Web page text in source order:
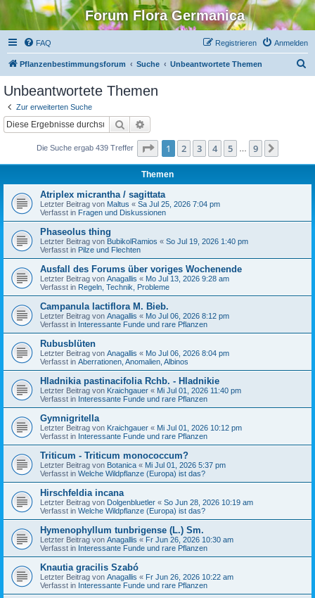
Forum Flora Germanica
FAQ Anmelden
Registrieren
Pflanzenbestimmungsforum Suche Unbeantwortete Themen
Unbeantwortete Themen
Zur erweiterten Suche
Suche
Die Suche ergab 439 Treffer Seite 1von
1 2 3 4 5 9
Themen
Atriplex micrantha / sagittata
Letzter Beitrag von Maltus « Sa Jul 25, 2026 7:04 pm
Verfasst in Fragen und Diskussionen
Phaseolus thing
Letzter Beitrag von BubikolRamios « So Jul 19, 2026 1:40 pm
Verfasst in Pilze und Flechten
Ausfall des Forums über voriges Wochenende
Letzter Beitrag von Anagallis « Mo Jul 13, 2026 9:28 am
Verfasst in Regeln, Technik, Probleme
Campanula lactiflora M. Bieb.
Letzter Beitrag von Anagallis « Mo Jul 06, 2026 8:12 pm
Verfasst in Interessante Funde und rare Pflanzen
Rubusblüten
Letzter Beitrag von Anagallis « Mo Jul 06, 2026 8:04 pm
Verfasst in Aberrationen, Anomalien, Albinos
Hladnikia pastinacifolia Rchb. - Hladnikie
Letzter Beitrag von Kraichgauer « Mi Jul 01, 2026 11:40 pm
Verfasst in Interessante Funde und rare Pflanzen
Gymnigritella
Letzter Beitrag von Kraichgauer « Mi Jul 01, 2026 10:12 pm
Verfasst in Interessante Funde und rare Pflanzen
Triticum - Triticum monococcum?
Letzter Beitrag von Botanica « Mi Jul 01, 2026 5:37 pm
Verfasst in Welche Wildpflanze (Europa) ist das?
Hirschfeldia incana
Letzter Beitrag von Dolgenbluetler « So Jun 28, 2026 10:19 am
Verfasst in Welche Wildpflanze (Europa) ist das?
Hymenophyllum tunbrigense (L.) Sm.
Letzter Beitrag von Anagallis « Fr Jun 26, 2026 10:30 am
Verfasst in Interessante Funde und rare Pflanzen
Knautia gracilis Szabó
Letzter Beitrag von Anagallis « Fr Jun 26, 2026 10:22 am
Verfasst in Interessante Funde und rare Pflanzen